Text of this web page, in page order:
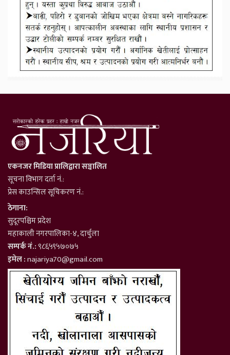
एकनजर मिडिया प्रालिद्वारा सञ्चालित
सूचना विभाग दर्ता नं.:
प्रेस काउन्सिल सूचिकरण नं.:
ठेगाना:
सुदूरपश्चिम प्रदेश
महाकाली नगरपालिका-४, दार्चुला
सम्पर्क नं.:९८६५९५७०७५
इमेल :najariya70@gmail.com